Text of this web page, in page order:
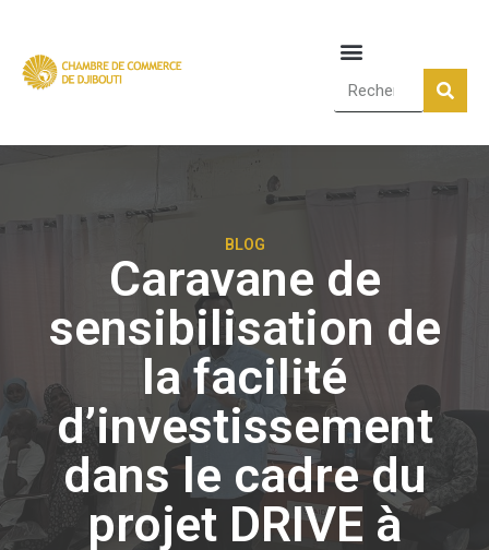
BLOG
Caravane de
sensibilisation de
la facilité
d’investissement
dans le cadre du
projet DRIVE à